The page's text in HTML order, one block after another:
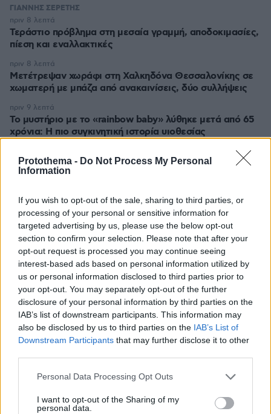
Protothema - Do Not Process My Personal
Information
If you wish to opt-out of the sale, sharing to third parties, or
processing of your personal or sensitive information for
targeted advertising by us, please use the below opt-out
section to confirm your selection. Please note that after your
opt-out request is processed you may continue seeing
interest-based ads based on personal information utilized by
us or personal information disclosed to third parties prior to
your opt-out. You may separately opt-out of the further
disclosure of your personal information by third parties on the
IAB’s list of downstream participants. This information may
also be disclosed by us to third parties on the IAB’s List of
Downstream Participants that may further disclose it to other
Please note that this website/app uses one or more Google
not limited to your visit or usage behaviour. You may click to
grant or deny consent to Google and its third-party tags to
Personal Data Processing Opt Outs
I want to opt-out of the Sharing of my
personal data.
ΓΙΑΝΝΗΣ ΣΕΡΕΤΗΣ
Τεράστιο πρόβλημα στη μεσαία γραμμή, αποδοκιμασίες,
πίεση και εναλλακτικές
πριν 8 λεπτά
Μετέτρεψαν χωράφι στη Χαλκηδόνα Θεσσαλονίκης σε
χωματερή με μπάζα από ανακαινίσεις, δύο συλλήψεις
πριν 8 λεπτά
Το μυστήριο με το «rainbow baby» λύθηκε μετά από 65
χρόνια: Η πιο συγκινητική ιστορία υιοθεσίας
πριν 9 λεπτά
Συνεχίζει να γράφει ιστορία ο Άλεν: «Σέρβιρε» τον
Μέσι σε εντυπωσιακή εμφάνιση με 3 ασίστ
Κράζεις, θαυμάζεις - Ξεπούλησε αυτό το αυτοκίνητο
πριν 9 λεπτά
Ιλαρά: Ακριβό το τίμημα της χαμηλής εμβολιαστικής
κάλυψης στις ΗΠΑ – Κάθε κρούσμα κοστίζει πάνω από
53.000 δολάρια
πριν 15 λεπτά
ΔΕΙΤΕ ΟΛΕΣ ΤΙΣ ΕΙΔΗΣΕΙΣ
ΤΑ ΠΙΟ ΔΗΜΟΦΙΛΗ